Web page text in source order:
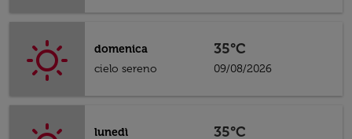
domenica
cielo sereno
35°C
09/08/2026
lunedì
35°C